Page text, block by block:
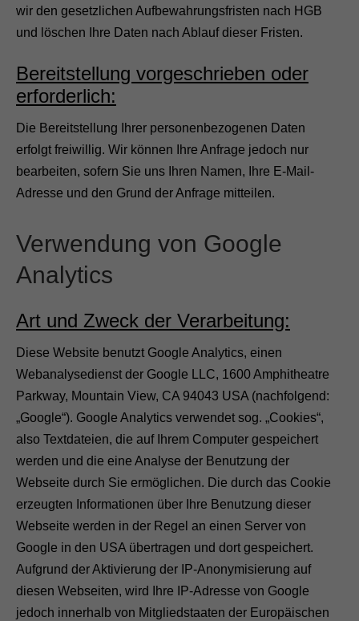
wir den gesetzlichen Aufbewahrungsfristen nach HGB
und löschen Ihre Daten nach Ablauf dieser Fristen.
Bereitstellung vorgeschrieben oder
erforderlich:
Die Bereitstellung Ihrer personenbezogenen Daten
erfolgt freiwillig. Wir können Ihre Anfrage jedoch nur
bearbeiten, sofern Sie uns Ihren Namen, Ihre E-Mail-
Adresse und den Grund der Anfrage mitteilen.
Verwendung von Google
Analytics
Art und Zweck der Verarbeitung:
Diese Website benutzt Google Analytics, einen
Webanalysedienst der Google LLC, 1600 Amphitheatre
Parkway, Mountain View, CA 94043 USA (nachfolgend:
„Google“). Google Analytics verwendet sog. „Cookies“,
also Textdateien, die auf Ihrem Computer gespeichert
werden und die eine Analyse der Benutzung der
Webseite durch Sie ermöglichen. Die durch das Cookie
erzeugten Informationen über Ihre Benutzung dieser
Webseite werden in der Regel an einen Server von
Google in den USA übertragen und dort gespeichert.
Aufgrund der Aktivierung der IP-Anonymisierung auf
diesen Webseiten, wird Ihre IP-Adresse von Google
jedoch innerhalb von Mitgliedstaaten der Europäischen